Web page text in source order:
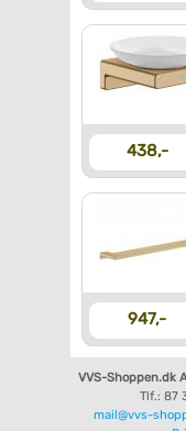
438,-
947,-
VVS-Shoppen.dk
Tlf.: 87
mail@vvs-